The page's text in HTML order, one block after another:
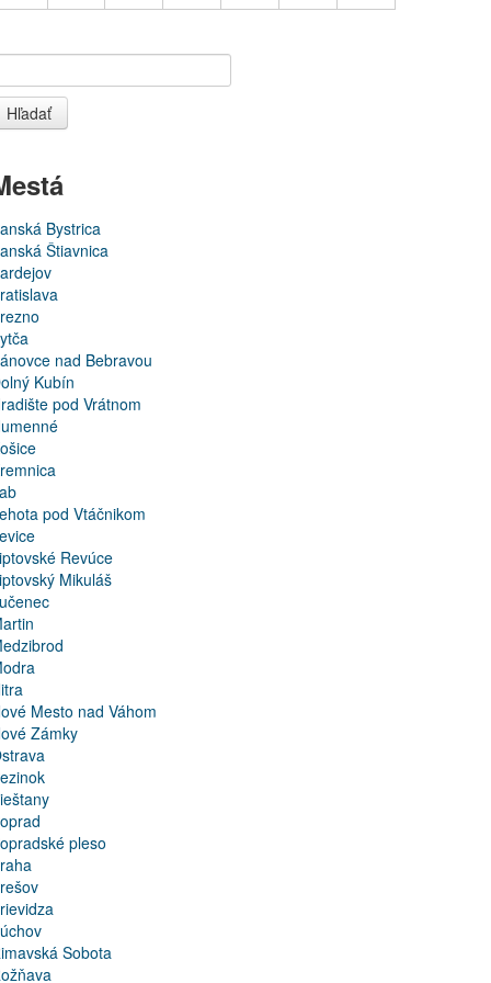
Hľadať
Bystrica
Štiavnica
nad Bebravou
Kubín
pod Vrátnom
pod Vtáčnikom
Revúce
Mikuláš
Mesto nad Váhom
Zámky
pleso
Sobota